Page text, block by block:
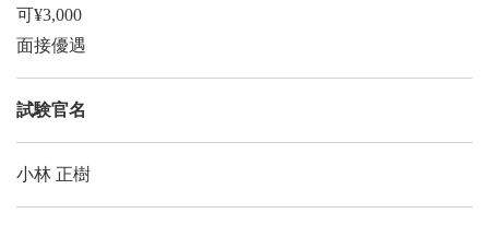
可¥3,000
面接優遇
試験官名
小林 正樹